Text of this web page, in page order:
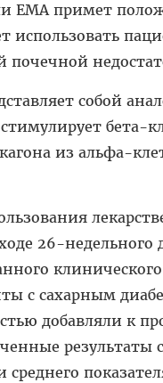
ЕМА примет
использовать
почечной
собой
бета-
из альфа-
26-недельного
с сахарным
добавляли к
результаты